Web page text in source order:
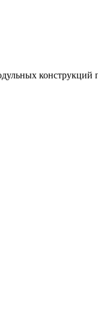
конструкций